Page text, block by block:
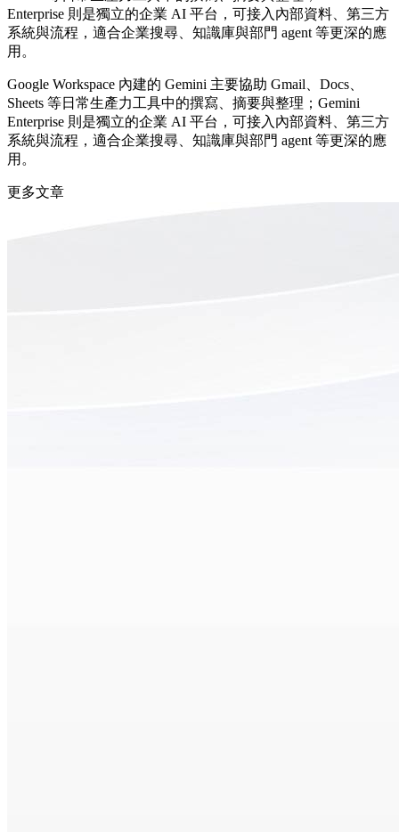
Enterprise 則是獨立的企業 AI 平台，可接入內部資料、第三方
系統與流程，適合企業搜尋、知識庫與部門 agent 等更深的應
用。
Google Workspace 內建的 Gemini 主要協助 Gmail、Docs、
Sheets 等日常生產力工具中的撰寫、摘要與整理；Gemini
Enterprise 則是獨立的企業 AI 平台，可接入內部資料、第三方
系統與流程，適合企業搜尋、知識庫與部門 agent 等更深的應
用。
更多文章